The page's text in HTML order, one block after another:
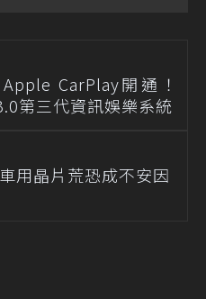
CarPlay開通！
第三代資訊娛樂系統
用晶片荒恐成不安因